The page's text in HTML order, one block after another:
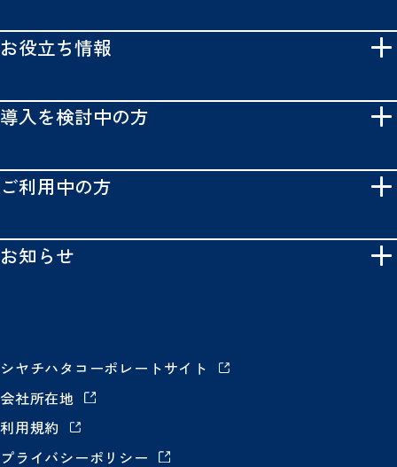
お役立ち情報
導入を検討中の方
ご利用中の方
お知らせ
シヤチハタコーポレートサイト
会社所在地
利用規約
プライバシーポリシー